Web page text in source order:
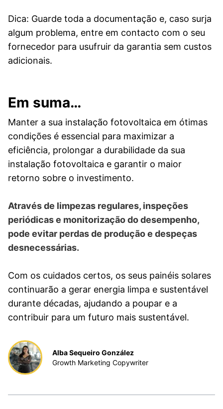
Dica: Guarde toda a documentação e, caso surja
algum problema, entre em contacto com o seu
fornecedor para usufruir da garantia sem custos
adicionais.
Em suma…
Manter a sua instalação fotovoltaica em ótimas
condições é essencial para maximizar a
eficiência, prolongar a durabilidade da sua
instalação fotovoltaica e garantir o maior
retorno sobre o investimento.
Através de limpezas regulares, inspeções
periódicas e monitorização do desempenho,
pode evitar perdas de produção e despeças
desnecessárias.
Com os cuidados certos, os seus painéis solares
continuarão a gerar energia limpa e sustentável
durante décadas, ajudando a poupar e a
contribuir para um futuro mais sustentável.
Alba Sequeiro González
Growth Marketing Copywriter